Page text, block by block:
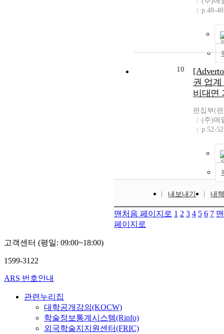
p.48-48
10
권 업
비대면
편집부(
(주)매
p.52-52
내보내기 내
맨처음 페이지로 1 2 3 4 5 6 7
페이지로
고객센터 (평일: 09:00~18:00)
1599-3122
ARS 번호안내
관련누리집
대학공개강의(KOCW)
학술정보통계시스템(Rinfo)
외국학술지지원센터(FRIC)